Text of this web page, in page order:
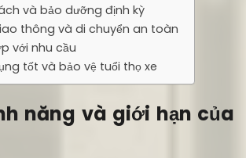
và bảo dưỡng định kỳ
thông và di chuyển an toàn
với nhu cầu
tốt và bảo vệ tuổi thọ xe
năng và giới hạn của